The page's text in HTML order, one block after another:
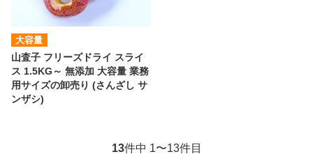
大容量
山査子 フリーズドライ スライ
ス 1.5KG～ 無添加 大容量 業務
用サイズの卸売り (さんざし サ
ンザシ)
13件中 1〜13件目